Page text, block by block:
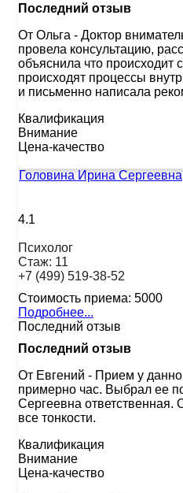
Последний отзыв
От Ольга - Доктор
провела консультацию,
объяснила что происходит
происходят процессы
и письменно написала
Квалификация
Внимание
Цена-качество
Головина Ирина Сергеевна
4.1
Психолог
Стаж: 11
+7 (499) 519-38-52
Стоимость приема: 5000
Подробнее...
Последний отзыв
Последний отзыв
От Евгений - Прием у
примерно час. Выбрал ее
Сергеевна ответственная.
все тонкости.
Квалификация
Внимание
Цена-качество